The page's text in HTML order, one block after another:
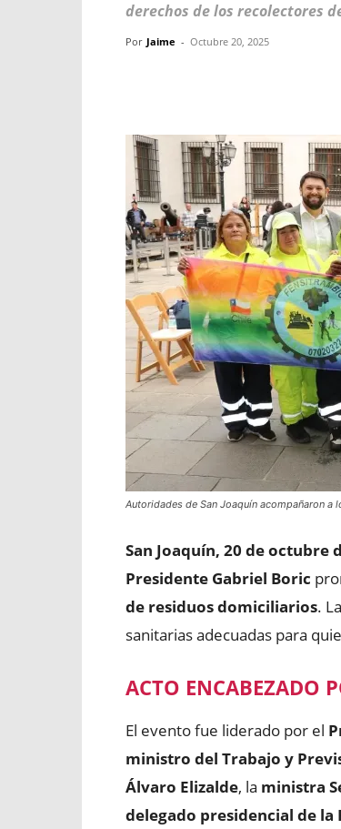
derechos de los recolectores
Por Jaime - Octubre 20, 2025
Autoridades de San Joaquín acompañaron a
San Joaquín, 20 de octubre
Presidente Gabriel Boric
de residuos domiciliarios.
sanitarias adecuadas para
ACTO ENCABEZADO
El evento fue liderado por el
ministro del Trabajo y
Álvaro Elizalde, la ministra
delegado presidencial de